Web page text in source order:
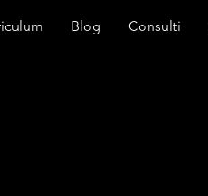
Blog Consulti